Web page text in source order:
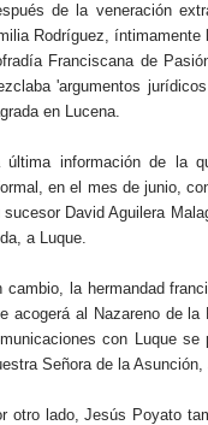
de la veneración
Rodríguez, íntimamente
Franciscana de
'argumentos
en Lucena.
última información de la
en el mes de junio,
sucesor David Aguilera
a Luque.
cambio, la hermandad
acogerá al Nazareno de
con Luque
Señora de la
otro lado, Jesús Poyato